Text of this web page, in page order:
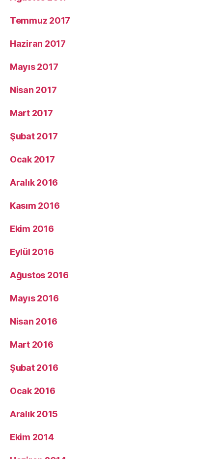
Temmuz 2017
Haziran 2017
Mayıs 2017
Nisan 2017
Mart 2017
Şubat 2017
Ocak 2017
Aralık 2016
Kasım 2016
Ekim 2016
Eylül 2016
Ağustos 2016
Mayıs 2016
Nisan 2016
Mart 2016
Şubat 2016
Ocak 2016
Aralık 2015
Ekim 2014